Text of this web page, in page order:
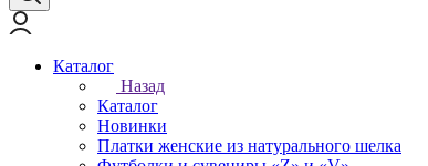
Каталог
Назад
Каталог
Новинки
Платки женские из натурального шелка